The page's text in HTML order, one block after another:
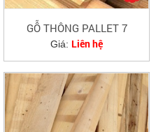
GỖ THÔNG PALLET 7
Giá: Liên hệ